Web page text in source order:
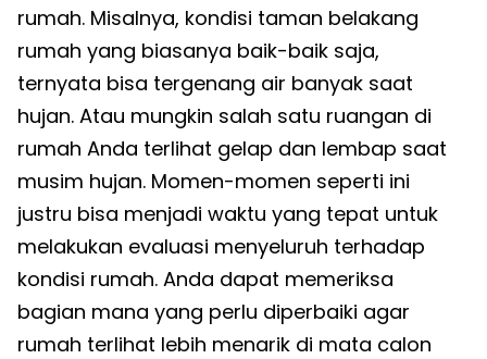
rumah. Misalnya, kondisi taman belakang
rumah yang biasanya baik-baik saja,
ternyata bisa tergenang air banyak saat
hujan. Atau mungkin salah satu ruangan di
rumah Anda terlihat gelap dan lembap saat
musim hujan. Momen-momen seperti ini
justru bisa menjadi waktu yang tepat untuk
melakukan evaluasi menyeluruh terhadap
kondisi rumah. Anda dapat memeriksa
bagian mana yang perlu diperbaiki agar
rumah terlihat lebih menarik di mata calon